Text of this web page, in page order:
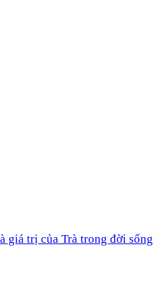
giá trị của Trà trong đời sống